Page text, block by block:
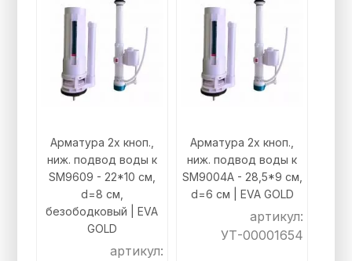
Арматура 2х кноп.,
ниж. подвод воды к
SM9609 - 22*10 см,
d=8 см,
безободковый | EVA
GOLD
артикул:
Арматура 2х кноп.,
ниж. подвод воды к
SM9004A - 28,5*9 см,
d=6 см | EVA GOLD
артикул:
УТ-00001654